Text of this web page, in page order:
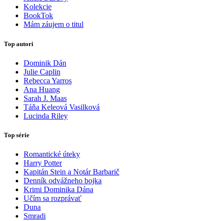
Kolekcie
BookTok
Mám záujem o titul
Top autori
Dominik Dán
Julie Caplin
Rebecca Yarros
Ana Huang
Sarah J. Maas
Táňa Keleová Vasilková
Lucinda Riley
Top série
Romantické úteky
Harry Potter
Kapitán Stein a Notár Barbarič
Denník odvážneho bojka
Krimi Dominika Dána
Učím sa rozprávať
Duna
Smradi